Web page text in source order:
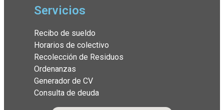
Servicios
Recibo de sueldo
Horarios de colectivo
Recolección de Residuos
Ordenanzas
Generador de CV
Consulta de deuda